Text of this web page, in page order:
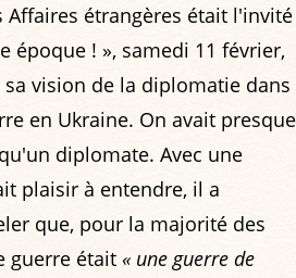
Affaires étrangères était l'invité
époque ! », samedi 11 février,
sa vision de la diplomatie dans
en Ukraine. On avait presque
diplomate. Avec une
plaisir à entendre, il a
que, pour la majorité des
guerre était « une guerre de